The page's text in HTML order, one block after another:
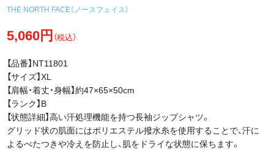
THE NORTH FACE（ノースフェイス）
5,060円（税込）
【品番】NT11801
【サイズ】XL
【肩幅・着丈・身幅】約47×65×50cm
【ランク】B
【状態詳細】高い汗処理機能を持つ長袖ジップシャツ。
グリッド状の肌面にはポリエステル撥水糸を使用することで、汗に
よるべたつきや冷えを防止し、肌をドライな状態に保ちます。